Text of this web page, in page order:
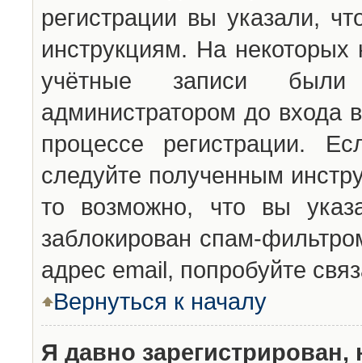
регистрации вы указали,
инструкциям. На
учётные записи были
администратором до входа
процессе регистрации.
следуйте полученным
то возможно, что вы
заблокирован спам-
адрес email, попробуйте
Вернуться к началу
Я давно